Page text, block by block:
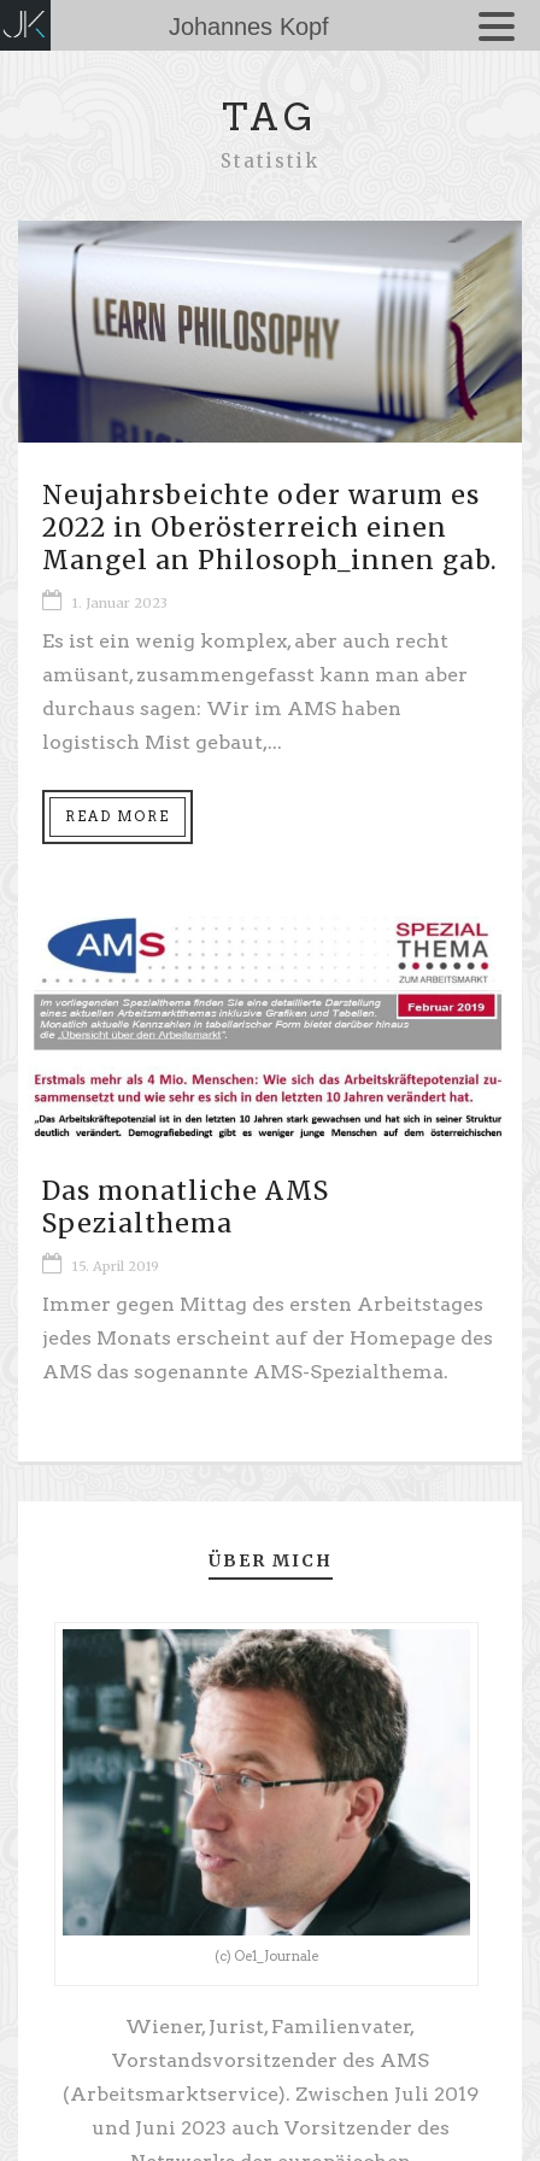
TAG
Statistik
Neujahrsbeichte oder warum es
2022 in Oberösterreich einen
Mangel an Philosoph_innen gab.
1. Januar 2023
Es ist ein wenig komplex, aber auch recht
amüsant, zusammengefasst kann man aber
durchaus sagen: Wir im AMS haben
logistisch Mist gebaut,...
READ MORE
Das monatliche AMS
Spezialthema
15. April 2019
Immer gegen Mittag des ersten Arbeitstages
jedes Monats erscheint auf der Homepage des
AMS das sogenannte AMS-Spezialthema.
ÜBER MICH
(c) Oe1_Journale
Wiener, Jurist, Familienvater,
Vorstandsvorsitzender des AMS
(Arbeitsmarktservice). Zwischen Juli 2019
und Juni 2023 auch Vorsitzender des
Johannes Kopf